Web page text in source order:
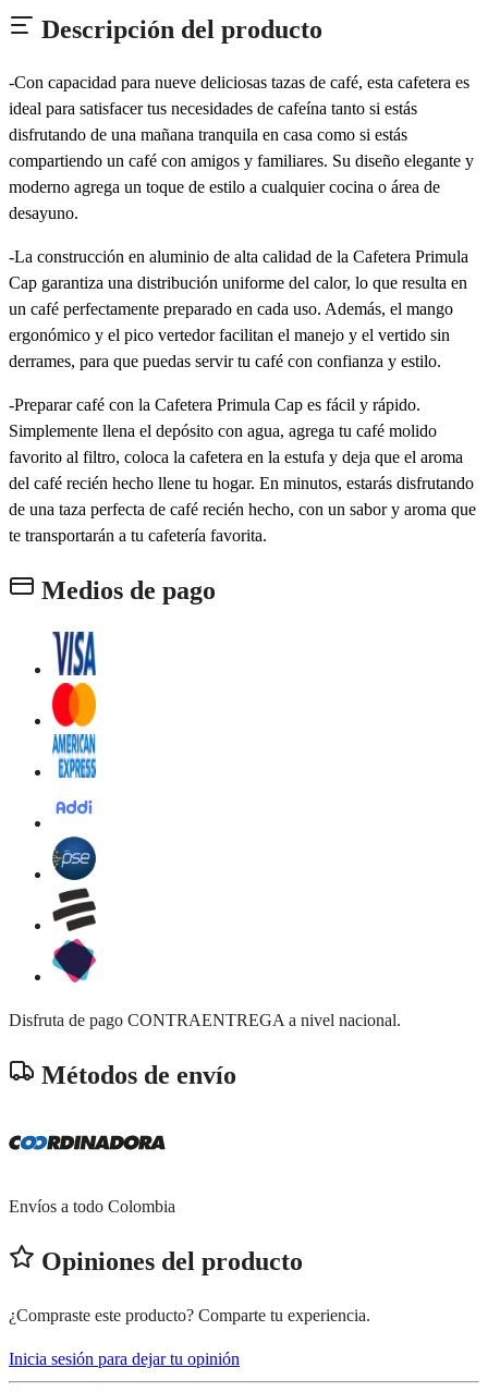
Descripción del producto
-Con capacidad para nueve deliciosas tazas de café, esta cafetera es
ideal para satisfacer tus necesidades de cafeína tanto si estás
disfrutando de una mañana tranquila en casa como si estás
compartiendo un café con amigos y familiares. Su diseño elegante y
moderno agrega un toque de estilo a cualquier cocina o área de
desayuno.
-La construcción en aluminio de alta calidad de la Cafetera Primula
Cap garantiza una distribución uniforme del calor, lo que resulta en
un café perfectamente preparado en cada uso. Además, el mango
ergonómico y el pico vertedor facilitan el manejo y el vertido sin
derrames, para que puedas servir tu café con confianza y estilo.
-Preparar café con la Cafetera Primula Cap es fácil y rápido.
Simplemente llena el depósito con agua, agrega tu café molido
favorito al filtro, coloca la cafetera en la estufa y deja que el aroma
del café recién hecho llene tu hogar. En minutos, estarás disfrutando
de una taza perfecta de café recién hecho, con un sabor y aroma que
te transportarán a tu cafetería favorita.
Medios de pago
Disfruta de pago CONTRAENTREGA a nivel nacional.
Métodos de envío
Envíos a todo Colombia
Opiniones del producto
¿Compraste este producto? Comparte tu experiencia.
Inicia sesión para dejar tu opinión